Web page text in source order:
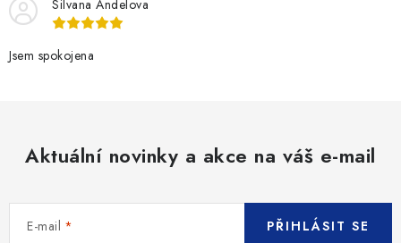
Silvana Andelova
Jsem spokojena
Aktuální novinky a akce na váš e-mail
E-mail PŘIHLÁSIT SE